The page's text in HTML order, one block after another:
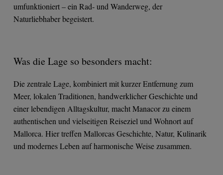
umfunktioniert – ein Rad‑ und Wanderweg, der
Naturliebhaber begeistert.
Was die Lage so besonders macht:
Die zentrale Lage, kombiniert mit kurzer Entfernung zum
Meer, lokalen Traditionen, handwerklicher Geschichte und
einer lebendigen Alltagskultur, macht Manacor zu einem
authentischen und vielseitigen Reiseziel und Wohnort auf
Mallorca. Hier treffen Mallorcas Geschichte, Natur, Kulinarik
und modernes Leben auf harmonische Weise zusammen.